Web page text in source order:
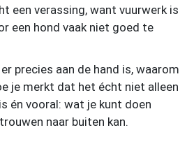
een verassing, want vuurwerk is
een hond vaak niet goed te
precies aan de hand is, waarom
je merkt dat het écht niet alleen
én vooral: wat je kunt doen
naar buiten kan.